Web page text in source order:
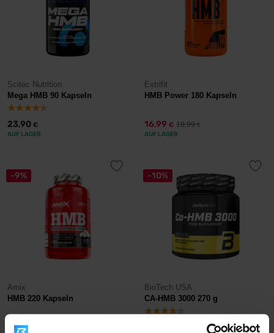
Scitec Nutrition
Mega HMB 90 Kapseln
23,90 €
AUF LAGER
Extrifit
HMB Power 180 Kapseln
16,99 € 18,99€
AUF LAGER
-9%
Amix
HMB 220 Kapseln
23,99
-10%
BioTech USA
CA-HMB 3000 270 g